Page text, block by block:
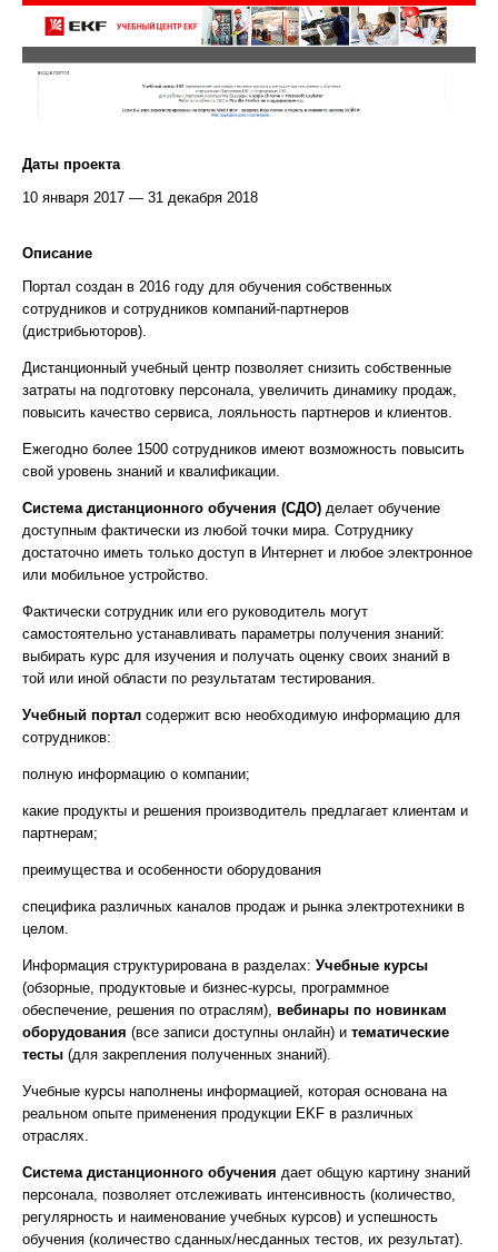
Даты проекта
10 января 2017 — 31 декабря 2018
Описание
Портал создан в 2016 году для обучения собственных
сотрудников и сотрудников компаний-партнеров
(дистрибьюторов).
Дистанционный учебный центр позволяет снизить собственные
затраты на подготовку персонала, увеличить динамику продаж,
повысить качество сервиса, лояльность партнеров и клиентов.
Ежегодно более 1500 сотрудников имеют возможность повысить
свой уровень знаний и квалификации.
Система дистанционного обучения (СДО) делает обучение
доступным фактически из любой точки мира. Сотруднику
достаточно иметь только доступ в Интернет и любое электронное
или мобильное устройство.
Фактически сотрудник или его руководитель могут
самостоятельно устанавливать параметры получения знаний:
выбирать курс для изучения и получать оценку своих знаний в
той или иной области по результатам тестирования.
Учебный портал содержит всю необходимую информацию для
сотрудников:
полную информацию о компании;
какие продукты и решения производитель предлагает клиентам и
партнерам;
преимущества и особенности оборудования
специфика различных каналов продаж и рынка электротехники в
целом.
Информация структурирована в разделах: Учебные курсы
(обзорные, продуктовые и бизнес-курсы, программное
обеспечение, решения по отраслям), вебинары по новинкам
оборудования (все записи доступны онлайн) и тематические
тесты (для закрепления полученных знаний).
Учебные курсы наполнены информацией, которая основана на
реальном опыте применения продукции EKF в различных
отраслях.
Система дистанционного обучения дает общую картину знаний
персонала, позволяет отслеживать интенсивность (количество,
регулярность и наименование учебных курсов) и успешность
обучения (количество сданных/несданных тестов, их результат).